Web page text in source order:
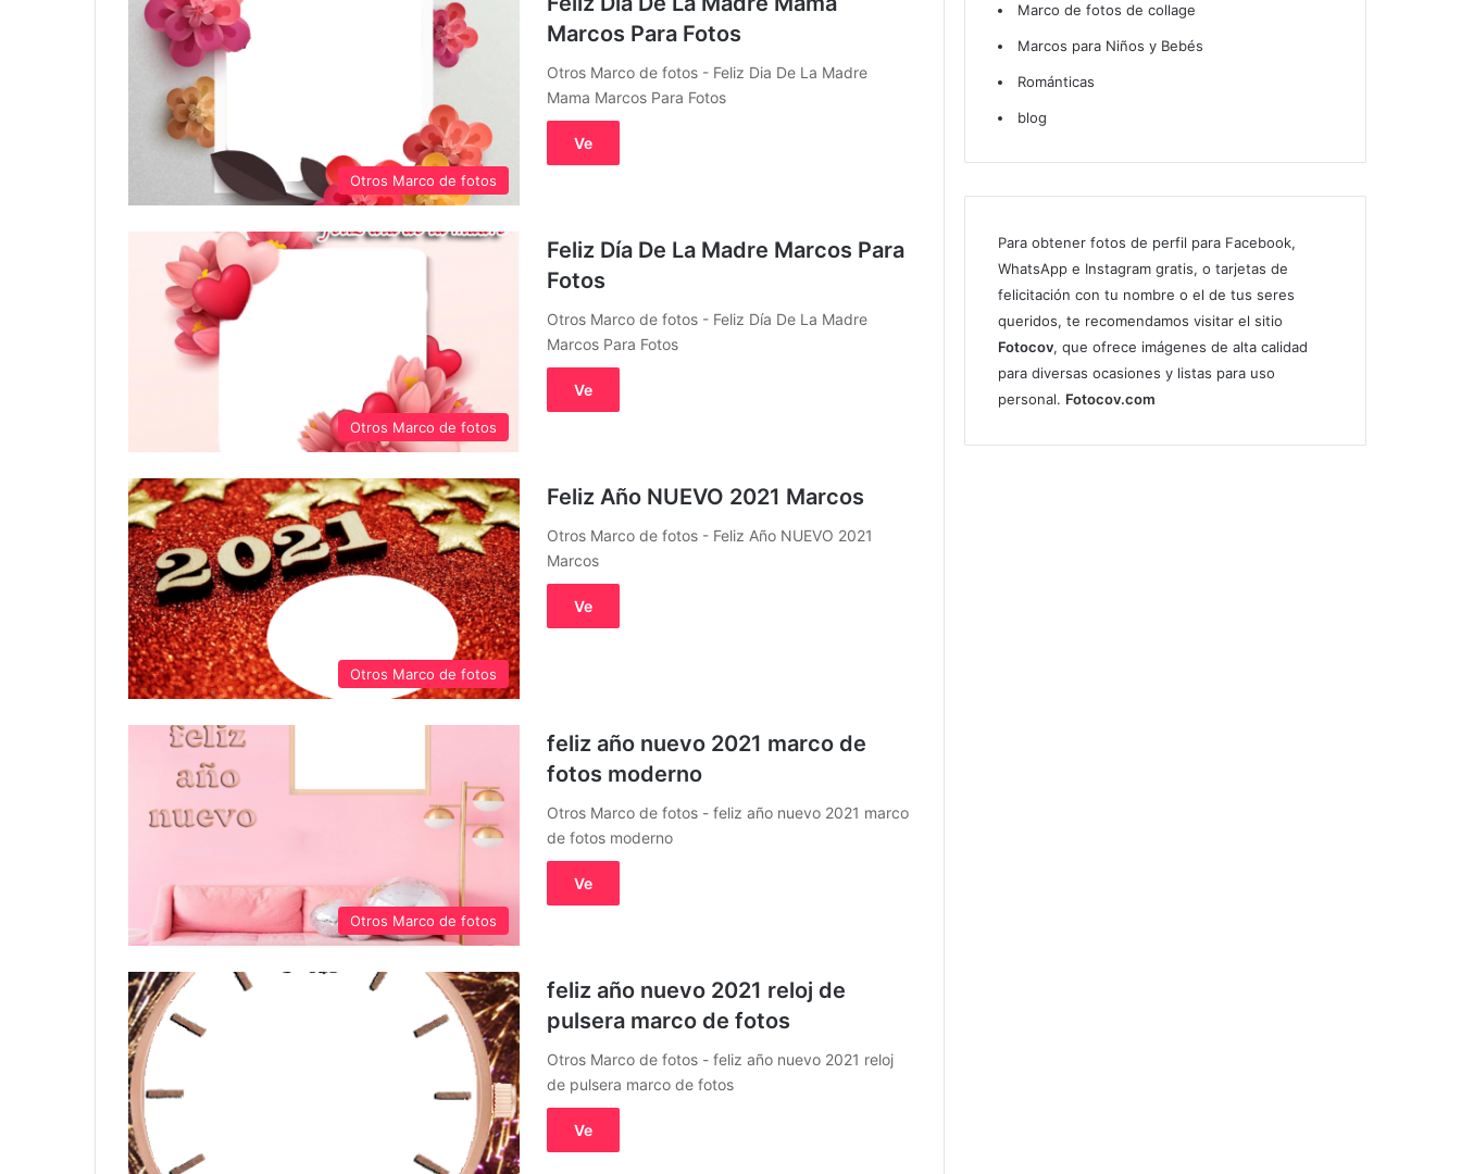
Otros Marco de fotos
Marcos Para Fotos
Otros Marco de fotos - Feliz Dia De La Madre
Mama Marcos Para Fotos
Ve
Otros Marco de fotos
Feliz Día De La Madre Marcos Para
Fotos
Otros Marco de fotos - Feliz Día De La Madre
Marcos Para Fotos
Ve
Otros Marco de fotos
Feliz Año NUEVO 2021 Marcos
Otros Marco de fotos - Feliz Año NUEVO 2021
Marcos
Ve
Otros Marco de fotos
feliz año nuevo 2021 marco de
fotos moderno
Otros Marco de fotos - feliz año nuevo 2021 marco
de fotos moderno
Ve
feliz año nuevo 2021 reloj de
pulsera marco de fotos
Otros Marco de fotos - feliz año nuevo 2021 reloj
de pulsera marco de fotos
Ve
Marco de fotos de collage
Marcos para Niños y Bebés
Románticas
blog
Para obtener fotos de perfil para Facebook,
WhatsApp e Instagram gratis, o tarjetas de
felicitación con tu nombre o el de tus seres
queridos, te recomendamos visitar el sitio
Fotocov, que ofrece imágenes de alta calidad
para diversas ocasiones y listas para uso
personal. Fotocov.com